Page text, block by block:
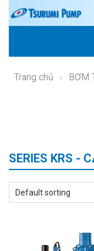
Skip
Trang chủ » BƠM
SERIES KRS -